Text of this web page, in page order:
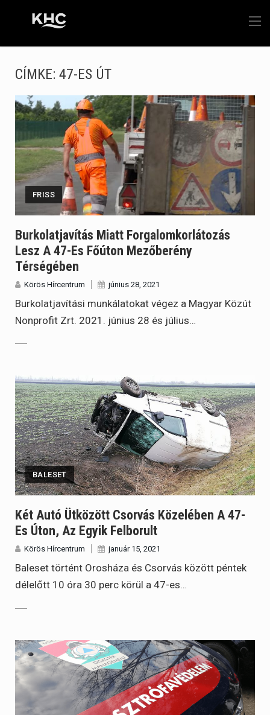
CÍMKE: 47-ES ÚT
FRISS
Burkolatjavítás Miatt Forgalomkorlátozás
Lesz A 47-Es Főúton Mezőberény
Térségében
Körös Hírcentrum június 28, 2021
Burkolatjavítási munkálatokat végez a Magyar Közút
Nonprofit Zrt. 2021. június 28 és július…
BALESET
Két Autó Ütközött Csorvás Közelében A 47-
Es Úton, Az Egyik Felborult
Körös Hírcentrum január 15, 2021
Baleset történt Orosháza és Csorvás között péntek
délelőtt 10 óra 30 perc körül a 47-es…